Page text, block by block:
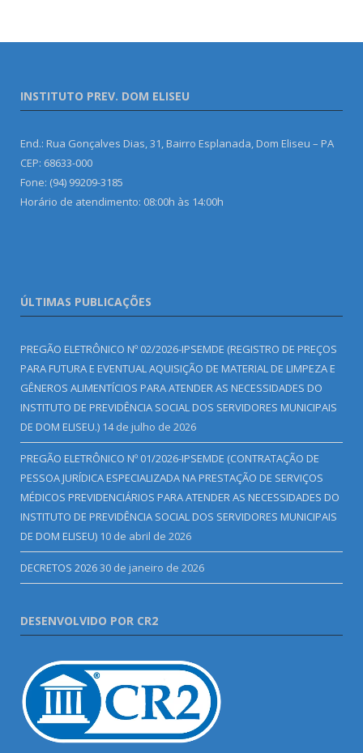
INSTITUTO PREV. DOM ELISEU
End.: Rua Gonçalves Dias, 31, Bairro Esplanada, Dom Eliseu – PA
CEP: 68633-000
Fone: (94) 99209-3185
Horário de atendimento: 08:00h às 14:00h
ÚLTIMAS PUBLICAÇÕES
PREGÃO ELETRÔNICO Nº 02/2026-IPSEMDE (REGISTRO DE PREÇOS
PARA FUTURA E EVENTUAL AQUISIÇÃO DE MATERIAL DE LIMPEZA E
GÊNEROS ALIMENTÍCIOS PARA ATENDER AS NECESSIDADES DO
INSTITUTO DE PREVIDÊNCIA SOCIAL DOS SERVIDORES MUNICIPAIS
DE DOM ELISEU.) 14 de julho de 2026
PREGÃO ELETRÔNICO Nº 01/2026-IPSEMDE (CONTRATAÇÃO DE
PESSOA JURÍDICA ESPECIALIZADA NA PRESTAÇÃO DE SERVIÇOS
MÉDICOS PREVIDENCIÁRIOS PARA ATENDER AS NECESSIDADES DO
INSTITUTO DE PREVIDÊNCIA SOCIAL DOS SERVIDORES MUNICIPAIS
DE DOM ELISEU) 10 de abril de 2026
DECRETOS 202630 de janeiro de 2026
DESENVOLVIDO POR CR2